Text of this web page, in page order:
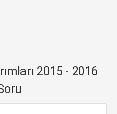
2015 - 2016